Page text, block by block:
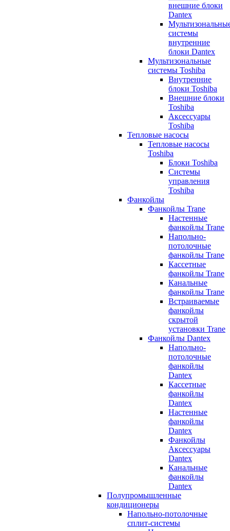
внешние блоки
Dantex
системы
внутренние
блоки Dantex
Мультизональные
системы Toshiba
Внутренние
блоки Toshiba
Внешние блоки
Toshiba
Аксессуары
Toshiba
Тепловые насосы
Тепловые насосы
Toshiba
Блоки Toshiba
Системы
управления
Toshiba
Фанкойлы
Фанкойлы Trane
Настенные
фанкойлы Trane
Напольно-
потолочные
фанкойлы Trane
Кассетные
фанкойлы Trane
Канальные
фанкойлы Trane
Встраиваемые
фанкойлы
скрытой
установки Trane
Фанкойлы Dantex
Напольно-
потолочные
фанкойлы
Dantex
Кассетные
фанкойлы
Dantex
Настенные
фанкойлы
Dantex
Фанкойлы
Аксессуары
Dantex
Канальные
фанкойлы
Dantex
Полупромышленные
кондиционеры
Напольно-потолочные
сплит-системы